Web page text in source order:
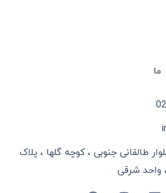
ما
طالقانی جنوبی ، کوچه گلها ، پلاک